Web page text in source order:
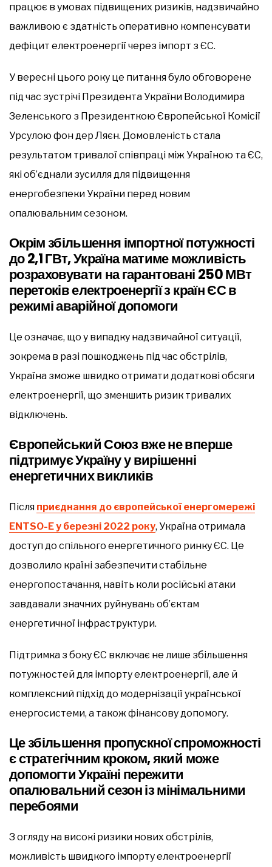
працює в умовах підвищених ризиків, надзвичайно
важливою є здатність оперативно компенсувати
дефіцит електроенергії через імпорт з ЄС.
У вересні цього року це питання було обговорене
під час зустрічі Президента України Володимира
Зеленського з Президенткою Європейської Комісії
Урсулою фон дер Ляєн. Домовленість стала
результатом тривалої співпраці між Україною та ЄС,
які об’єднали зусилля для підвищення
енергобезпеки України перед новим
опалювальним сезоном.
Окрім збільшення імпортної потужності
до 2,1 ГВт, Україна матиме можливість
розраховувати на гарантовані 250 МВт
перетоків електроенергії з країн ЄС в
режимі аварійної допомоги
Це означає, що у випадку надзвичайної ситуації,
зокрема в разі пошкоджень під час обстрілів,
Україна зможе швидко отримати додаткові обсяги
електроенергії, що зменшить ризик тривалих
відключень.
Європейський Союз вже не вперше
підтримує Україну у вирішенні
енергетичних викликів
Після приєднання до європейської енергомережі
ENTSO-E у березні 2022 року, Україна отримала
доступ до спільного енергетичного ринку ЄС. Це
дозволило країні забезпечити стабільне
енергопостачання, навіть коли російські атаки
завдавали значних руйнувань об’єктам
енергетичної інфраструктури.
Підтримка з боку ЄС включає не лише збільшення
потужностей для імпорту електроенергії, але й
комплексний підхід до модернізації української
енергосистеми, а також фінансову допомогу.
Це збільшення пропускної спроможності
є стратегічним кроком, який може
допомогти Україні пережити
опалювальний сезон із мінімальними
перебоями
З огляду на високі ризики нових обстрілів,
можливість швидкого імпорту електроенергії